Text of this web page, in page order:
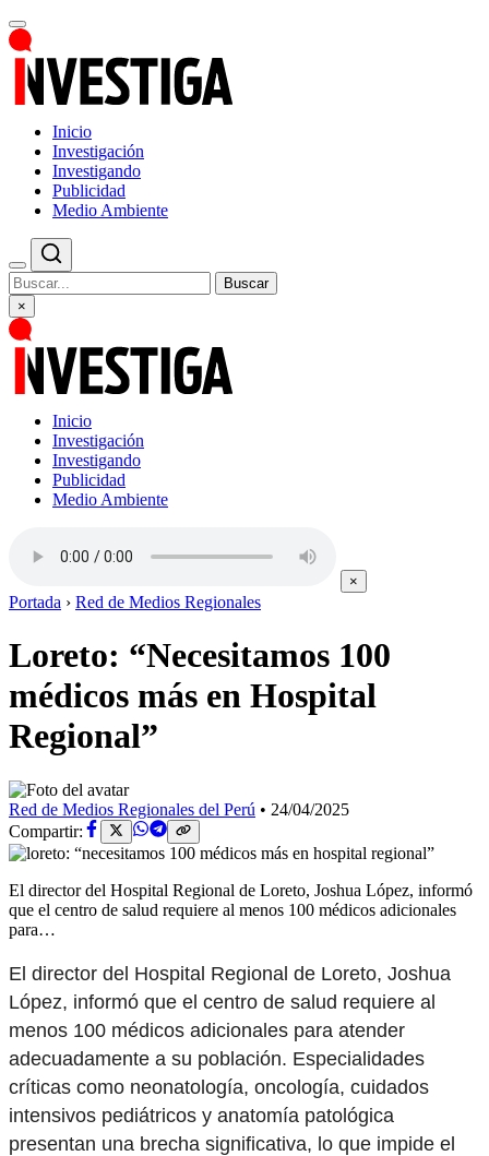
Inicio
Investigación
Investigando
Publicidad
Medio Ambiente
Buscar
×
Inicio
Investigación
Investigando
Publicidad
Medio Ambiente
×
Portada › Red de Medios Regionales
Loreto: “Necesitamos 100
médicos más en Hospital
Regional”
Red de Medios Regionales del Perú • 24/04/2025
Compartir:
El director del Hospital Regional de Loreto, Joshua López, informó
que el centro de salud requiere al menos 100 médicos adicionales
para…
El director del Hospital Regional de Loreto, Joshua
López, informó que el centro de salud requiere al
menos 100 médicos adicionales para atender
adecuadamente a su población. Especialidades
críticas como neonatología, oncología, cuidados
intensivos pediátricos y anatomía patológica
presentan una brecha significativa, lo que impide el